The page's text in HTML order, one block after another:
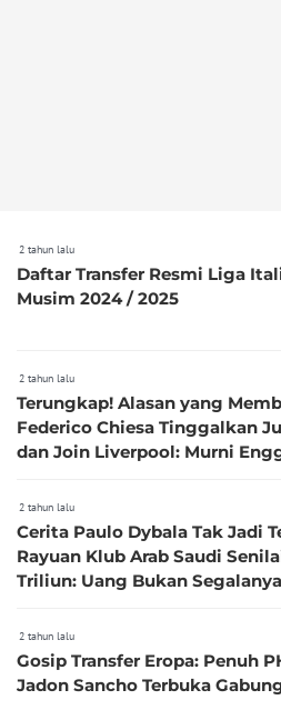
2 tahun lalu
Daftar Transfer Resmi Liga
Musim 2024 / 2025
2 tahun lalu
Terungkap! Alasan yang
Federico Chiesa Tinggalkan
dan Join Liverpool: Murni
2 tahun lalu
Cerita Paulo Dybala Tak Jadi
Rayuan Klub Arab Saudi
Triliun: Uang Bukan
2 tahun lalu
Gosip Transfer Eropa: Penuh
Jadon Sancho Terbuka